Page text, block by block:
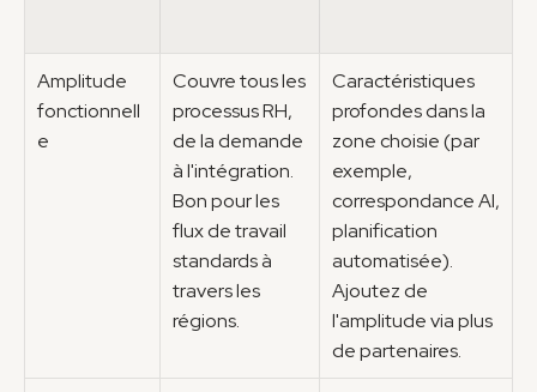
Amplitude
fonctionnell
e
Couvre tous les
processus RH,
de la demande
à l'intégration.
Bon pour les
flux de travail
standards à
travers les
régions.
Caractéristiques
profondes dans la
zone choisie (par
exemple,
correspondance AI,
planification
automatisée).
Ajoutez de
l'amplitude via plus
de partenaires.